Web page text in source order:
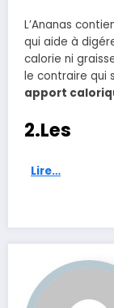
L’Ananas
qui aide à
calorie ni
le contraire qui
apport
2.Les
Lire…